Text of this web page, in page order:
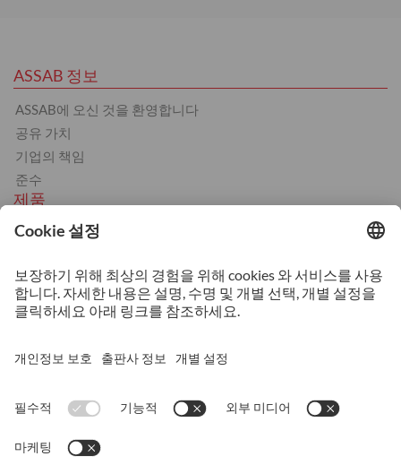
ASSAB 정보
ASSAB에 오신 것을 환영합니다
공유 가치
기업의 책임
준수
제품
냉간 가공
플라스틱
스트립스틸
서비스
열처리
적층 가공